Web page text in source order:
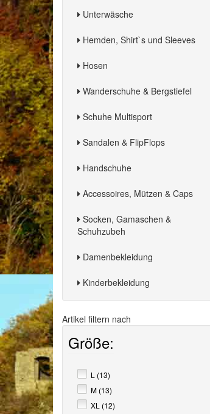
Unterwäsche
Hemden, Shirt`s und Sleeves
Hosen
Wanderschuhe & Bergstiefel
Schuhe Multisport
Sandalen & FlipFlops
Handschuhe
Accessoires, Mützen & Caps
Socken, Gamaschen &
Schuhzubeh
Damenbekleidung
Kinderbekleidung
Artikel filtern nach
Größe:
L (13)
M (13)
XL (12)